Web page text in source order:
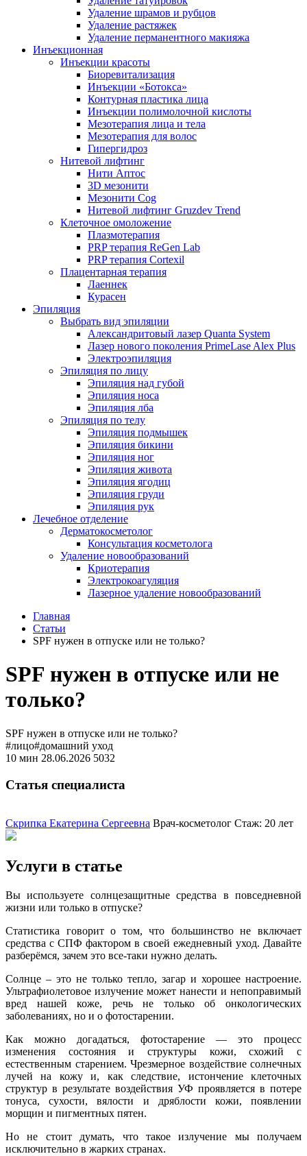
Удаление шрамов и рубцов
Удаление растяжек
Удаление перманентного макияжа
Инъекционная
Инъекции красоты
Биоревитализация
Инъекции «Ботокса»
Контурная пластика лица
Инъекции полимолочной кислоты
Мезотерапия лица и тела
Мезотерапия для волос
Гипергидроз
Нитевой лифтинг
Нити Аптос
3D мезонити
Мезонити Cog
Нитевой лифтинг Gruzdev Trend
Клеточное омоложение
Плазмотерапия
PRP терапия ReGen Lab
PRP терапия Cortexil
Плацентарная терапия
Лаеннек
Курасен
Эпиляция
Выбрать вид эпиляции
Александритовый лазер Quanta System
Лазер нового поколения PrimeLase Alex Plus
Электроэпиляция
Эпиляция по лицу
Эпиляция над губой
Эпиляция носа
Эпиляция лба
Эпиляция по телу
Эпиляция подмышек
Эпиляция бикини
Эпиляция ног
Эпиляция живота
Эпиляция ягодиц
Эпиляция груди
Эпиляция рук
Лечебное отделение
Дерматокосметолог
Консультация косметолога
Удаление новообразований
Криотерапия
Электрокоагуляция
Лазерное удаление новообразований
Главная
Статьи
SPF нужен в отпуске или не только?
SPF нужен в отпуске или не
только?
SPF нужен в отпуске или не только?
#лицо#домашний уход
10 мин 28.06.2026 5032
Статья специалиста
Скрипка Екатерина Сергеевна Врач-косметолог Стаж: 20 лет
Услуги в статье
Вы используете солнцезащитные средства в повседневной
жизни или только в отпуске?
Статистика говорит о том, что большинство не включает
средства с СПФ фактором в своей ежедневный уход. Давайте
разберёмся, зачем это все-таки нужно делать.
Солнце – это не только тепло, загар и хорошее настроение.
Ультрафиолетовое излучение может нанести и непоправимый
вред нашей коже, речь не только об онкологических
заболеваниях, но и о фотостарении.
Как можно догадаться, фотостарение — это процесс
изменения состояния и структуры кожи, схожий с
естественным старением. Чрезмерное воздействие солнечных
лучей на кожу и, как следствие, истончение клеточных
структур в результате воздействия УФ проявляется в потере
тонуса, сухости, вялости и дряблости кожи, появлении
морщин и пигментных пятен.
Но не стоит думать, что такое излучение мы получаем
исключительно в жарких странах.